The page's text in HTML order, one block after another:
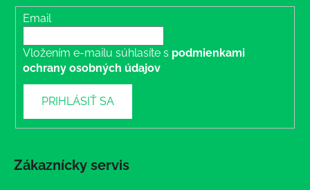
Email
Vložením e-mailu súhlasíte s podmienkami
ochrany osobných údajov
PRIHLÁSIŤ SA
Zákaznícky servis